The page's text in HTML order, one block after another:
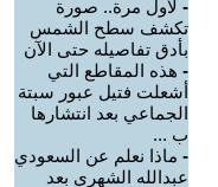
- لأول مرة.. صورة
تكشف سطح الشمس
بأدق تفاصيله حتى الآن
- هذه المقاطع التي
أشعلت فتيل عبور سبتة
الجماعي بعد انتشارها
ب ...
- ماذا نعلم عن السعودي
عبدالله الشهري بعد